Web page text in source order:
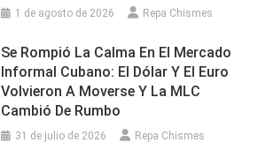
1 de agosto de 2026 Repa Chismes
Se Rompió La Calma En El Mercado
Informal Cubano: El Dólar Y El Euro
Volvieron A Moverse Y La MLC
Cambió De Rumbo
31 de julio de 2026 Repa Chismes